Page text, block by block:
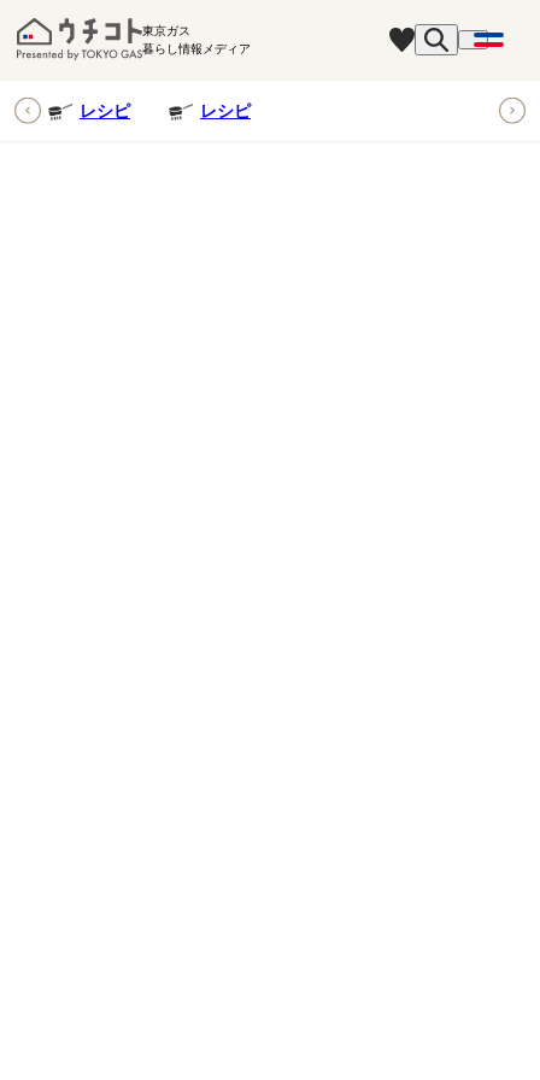
東京ガス
暮らし情報メディア
レシピ レシピ